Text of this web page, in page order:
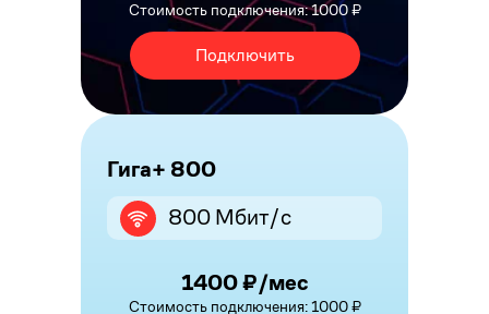
Стоимость подключения: 1000 ₽
Подключить
Гига+ 800
800 Мбит/с
1400 ₽/мес
Стоимость подключения: 1000 ₽